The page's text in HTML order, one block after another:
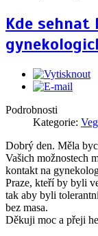
Kde
Podrobnosti
Kategorie:
Dobrý den. Měla
Vašich možnostech
kontakt na
Praze, kteří by byli
tak aby byli
bez masa.
Děkuji moc a přeji